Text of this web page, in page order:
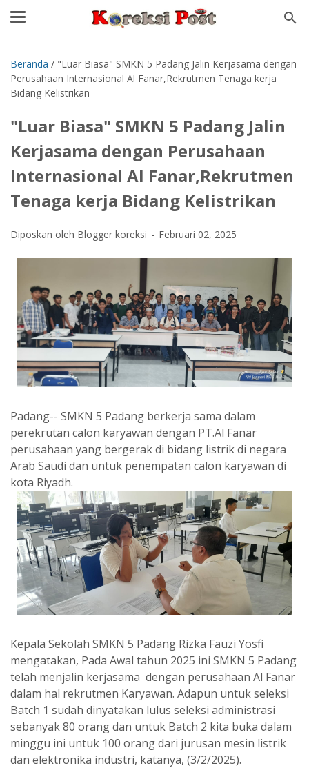
Beranda / "Luar Biasa" SMKN 5 Padang Jalin Kerjasama dengan
Perusahaan Internasional Al Fanar,Rekrutmen Tenaga kerja
Bidang Kelistrikan
"Luar Biasa" SMKN 5 Padang Jalin
Kerjasama dengan Perusahaan
Internasional Al Fanar,Rekrutmen
Tenaga kerja Bidang Kelistrikan
Diposkan oleh Blogger koreksi Februari 02, 2025
Padang-- SMKN 5 Padang berkerja sama dalam
perekrutan calon karyawan dengan PT.Al Fanar
perusahaan yang bergerak di bidang listrik di negara
Arab Saudi dan untuk penempatan calon karyawan di
kota Riyadh.
Kepala Sekolah SMKN 5 Padang Rizka Fauzi Yosfi
mengatakan, Pada Awal tahun 2025 ini SMKN 5 Padang
telah menjalin kerjasama dengan perusahaan Al Fanar
dalam hal rekrutmen Karyawan. Adapun untuk seleksi
Batch 1 sudah dinyatakan lulus seleksi administrasi
sebanyak 80 orang dan untuk Batch 2 kita buka dalam
minggu ini untuk 100 orang dari jurusan mesin listrik
dan elektronika industri, katanya, (3/2/2025).